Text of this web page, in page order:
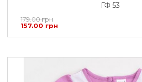
ГФ 53
179.00 грн
157.00 грн